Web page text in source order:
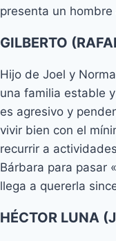
presenta un
GILBERTO
Hijo de Joel y
una familia estable
es agresivo y
vivir bien con el
recurrir a
Bárbara para pasar
llega a quererla
HÉCTOR LUNA